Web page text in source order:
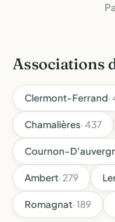
Associations
Clermont-Ferrand
Chamalières· 437
Cournon-
Ambert· 279
Romagnat· 189